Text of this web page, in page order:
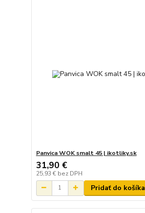
Panvica WOK smalt 45 | ikotliky.sk
31,90 €
25,93 € bez DPH
Pridať do košíka